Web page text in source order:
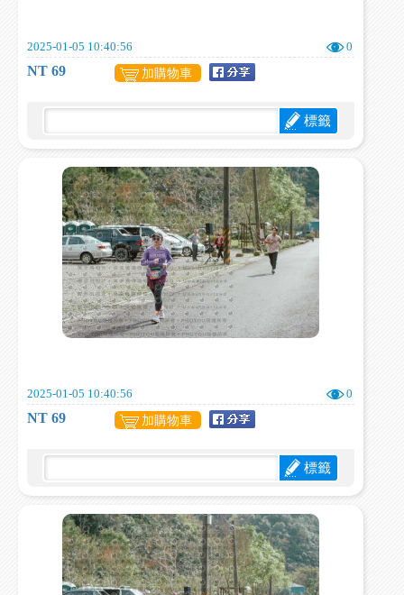
2025-01-05 10:40:56 0
NT 69 加購物車
標籤
2025-01-05 10:40:56 0
NT 69 加購物車
標籤